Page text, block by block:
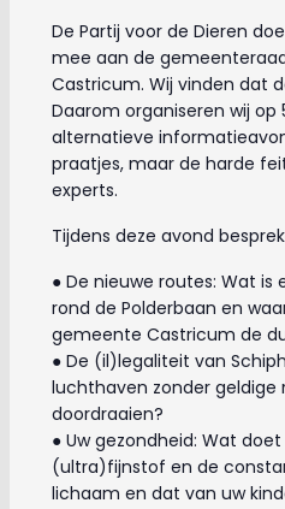
De Partij voor de Dieren
mee aan de
Castricum. Wij vinden dat
Daarom organiseren wij op
alternatieve
praatjes, maar de harde
experts.
Tijdens deze avond
● De nieuwe routes: Wat is
rond de Polderbaan en
gemeente Castricum de
● De (il)legaliteit van
luchthaven zonder
doordraaien?
● Uw gezondheid: Wat
(ultra)fijnstof en de
lichaam en dat van uw